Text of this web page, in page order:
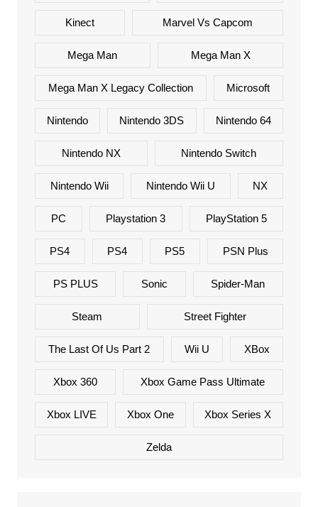
Kinect Marvel Vs Capcom
Mega Man Mega Man X
Mega Man X Legacy Collection Microsoft
Nintendo Nintendo 3DS Nintendo 64
Nintendo NX Nintendo Switch
Nintendo Wii Nintendo Wii U NX
PC Playstation 3 PlayStation 5
PS4 PS4 PS5 PSN Plus
PS PLUS Sonic Spider-Man
Steam Street Fighter
The Last Of Us Part 2 Wii U XBox
Xbox 360 Xbox Game Pass Ultimate
Xbox LIVE Xbox One Xbox Series X
Zelda